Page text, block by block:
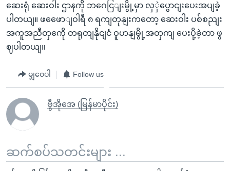
ဆေးရုံ ဆေးဝါး ဌာနကို ဘဂေငြျးမွို့မှာ လှှဲပွောငျးပေးအပျခဲ့
ပါတယျ။ ဖဖေောျဝါရီ ၈ ရကျတုနျးကတော့ ဆေးဝါး ပစ်စညျး
အကူအညီတှကေို တရုတျနိုငျငံ ဝူဟနျမွို့အတှကျ ပေးပို့ခဲ့တာ ဖွ
ဈပါတယျ။
မျှဝေပါ Follow us
ဗွီအိုအေ (မြန်မာပိုင်း)
ဆက်စပ်သတင်းများ ...